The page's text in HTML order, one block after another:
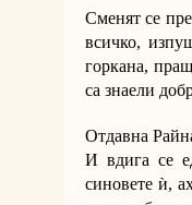
Сменят се
всичко,
горкана,
са знаели
Отдавна
И вдига се
синовете ѝ,